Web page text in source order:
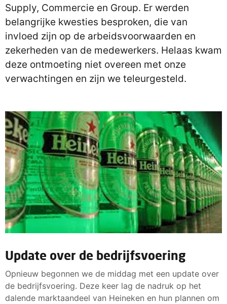
Supply, Commercie en Group. Er werden
belangrijke kwesties besproken, die van
invloed zijn op de arbeidsvoorwaarden en
zekerheden van de medewerkers. Helaas kwam
deze ontmoeting niet overeen met onze
verwachtingen en zijn we teleurgesteld.
Update over de bedrijfsvoering
Opnieuw begonnen we de middag met een update over
de bedrijfsvoering. Deze keer lag de nadruk op het
dalende marktaandeel van Heineken en hun plannen om